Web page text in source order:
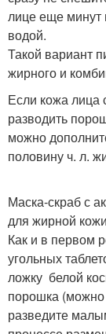
лице еще минут
водой.
Такой вариант
жирного и
Если кожа лица
разводить
можно
половину ч. л.
Маска-скраб с
для жирной
Как и в первом
угольных
ложку белой
порошка
разведите